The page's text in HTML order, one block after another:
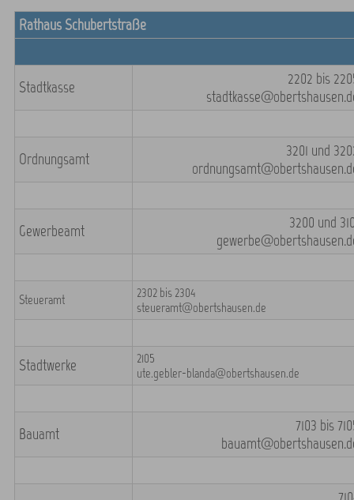
Rathaus Schubertstraße
Stadtkasse
2202 bis
Ordnungsamt
3201 und
Gewerbeamt
3200 und
Steueramt
2302 bis 2304
steueramt@obertshausen.de
Stadtwerke
2105
ute.gebler-blanda@obertshausen.de
Bauamt
7103 bis